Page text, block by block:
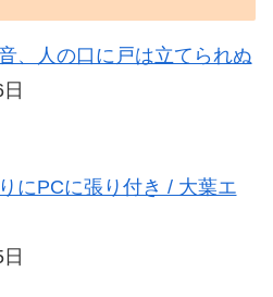
、人の口に戸は立てられぬ
にPCに張り付き / 大葉エ